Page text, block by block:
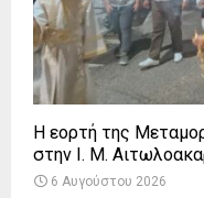
Η εορτή της
στην Ι. Μ.
6 Αυγούστου 2026